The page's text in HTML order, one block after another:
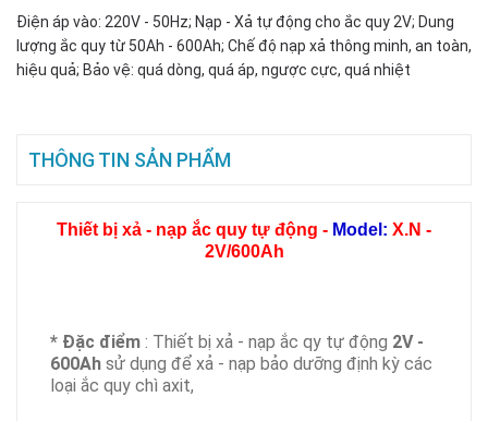
Điện áp vào: 220V - 50Hz; Nạp - Xả tự động cho ắc quy 2V; Dung
lượng ắc quy từ 50Ah - 600Ah; Chế độ nạp xả thông minh, an toàn,
hiệu quả; Bảo vệ: quá dòng, quá áp, ngược cực, quá nhiệt
THÔNG TIN SẢN PHẨM
Thiết bị xả - nạp ắc quy tự động - Model: X.N -
2V/600Ah
* Đặc điểm : Thiết bị xả - nạp ắc qy tự động 2V -
600Ah sử dụng để xả - nạp bảo dưỡng định kỳ các
loại ắc quy chì axit,